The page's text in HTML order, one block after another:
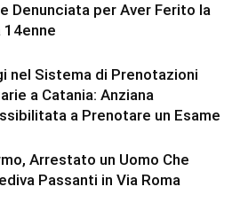
Denunciata per Aver Ferito la
14enne
nel Sistema di Prenotazioni
a Catania: Anziana
a Prenotare un Esame
Arrestato un Uomo Che
Passanti in Via Roma